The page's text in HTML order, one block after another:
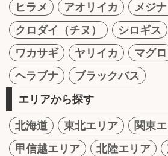
ヒラメ
アオリイカ
メジ
クロダイ（チヌ）
シロギス
ワカサギ
ヤリイカ マグロ
ヘラブナ
ブラックバス
エリアから探す
北海道 東北エリア
関東
甲信越エリア
北陸エリア